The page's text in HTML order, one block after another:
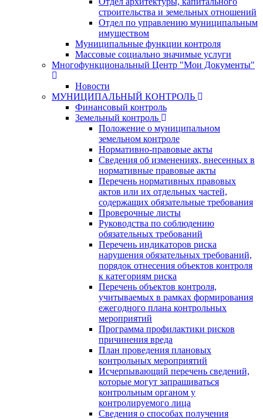
строительства и земельных отношений
Отдел по управлению муниципальным
имуществом
Муниципальные функции контроля
Массовые социально значимые услуги
Многофункциональный Центр "Мои Документы"
Новости
МУНИЦИПАЛЬНЫЙ КОНТРОЛЬ
Финансовый контроль
Земельный контроль
Положение о муниципальном
земельном контроле
Нормативно-правовые акты
Сведения об изменениях, внесенных в
нормативные правовые акты
Перечень нормативных правовых
актов или их отдельных частей,
содержащих обязательные требования
Проверочные листы
Руководства по соблюдению
обязательных требований
Перечень индикаторов риска
нарушения обязательных требований,
порядок отнесения объектов контроля
к категориям риска
Перечень объектов контроля,
учитываемых в рамках формирования
ежегодного плана контрольных
мероприятий
Программа профилактики рисков
причинения вреда
План проведения плановых
контрольных мероприятий
Исчерпывающий перечень сведений,
которые могут запрашиваться
контрольным органом у
контролируемого лица
Сведения о способах получения